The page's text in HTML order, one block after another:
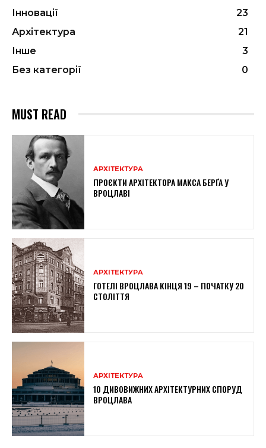
Інновації
23
Архітектура
21
Інше
3
Без категорії
0
MUST READ
АРХІТЕКТУРА
ПРОЄКТИ АРХІТЕКТОРА МАКСА БЕРҐА У
ВРОЦЛАВІ
АРХІТЕКТУРА
ГОТЕЛІ ВРОЦЛАВА КІНЦЯ 19 – ПОЧАТКУ 20
СТОЛІТТЯ
АРХІТЕКТУРА
10 ДИВОВИЖНИХ АРХІТЕКТУРНИХ СПОРУД
ВРОЦЛАВА